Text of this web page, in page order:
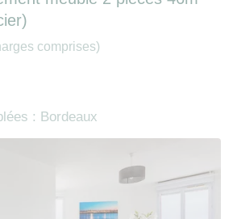
comprises)
: Bordeaux